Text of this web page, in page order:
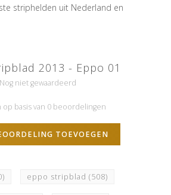
striphelden uit Nederland en
2013 - Eppo 01
Nog niet gewaardeerd
op basis van 0 beoordelingen
TOEVOEGEN
eppo stripblad (508)